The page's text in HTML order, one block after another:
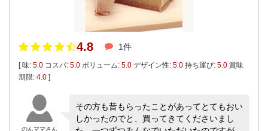
4.8 1件
[ 味: 5.0 コスパ: 5.0 ボリューム: 5.0 デザイン性: 5.0 持ち運び: 5.0 賞味
期限: 4.0 ]
のんママさん
その方も昔もらったことがあってとてもおい
しかったのでと、買ってきてくださいまし